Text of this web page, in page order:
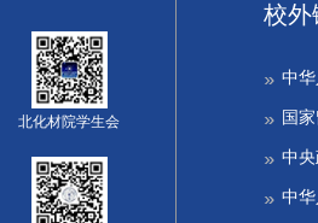
北化材院学生会
校外
中
国
中
中